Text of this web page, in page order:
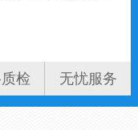
检 无忧服务